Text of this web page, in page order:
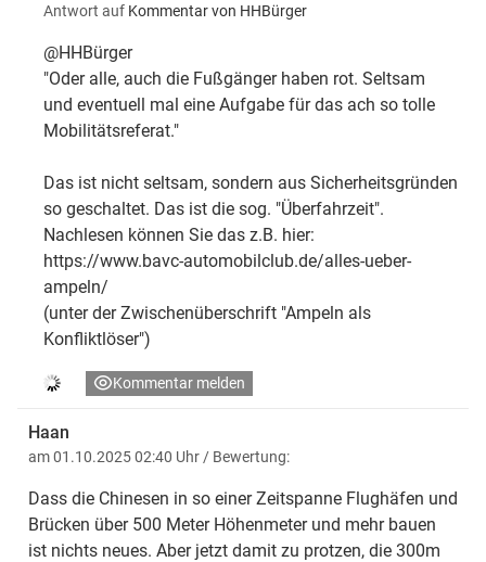
Antwort auf Kommentar von HHBürger
@HHBürger
"Oder alle, auch die Fußgänger haben rot. Seltsam
und eventuell mal eine Aufgabe für das ach so tolle
Mobilitätsreferat."
Das ist nicht seltsam, sondern aus Sicherheitsgründen
so geschaltet. Das ist die sog. "Überfahrzeit".
Nachlesen können Sie das z.B. hier:
https://www.bavc-automobilclub.de/alles-ueber-
ampeln/
(unter der Zwischenüberschrift "Ampeln als
Konfliktlöser")
Kommentar melden
Haan
am 01.10.2025 02:40 Uhr / Bewertung:
Dass die Chinesen in so einer Zeitspanne Flughäfen und
Brücken über 500 Meter Höhenmeter und mehr bauen
ist nichts neues. Aber jetzt damit zu protzen, die 300m